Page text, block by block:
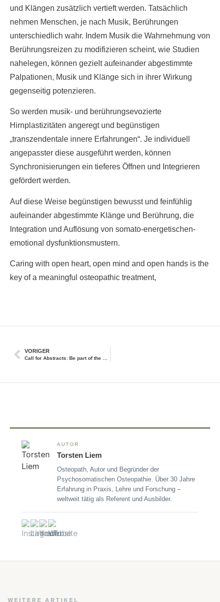
und Klängen zusätzlich vertieft werden. Tatsächlich
nehmen Menschen, je nach Musik, Berührungen
unterschiedlich wahr. Indem Musik die Wahrnehmung von
Berührungsreizen zu modifizieren scheint, wie Studien
nahelegen, können gezielt aufeinander abgestimmte
Palpationen, Musik und Klänge sich in ihrer Wirkung
gegenseitig potenzieren.
So werden musik- und berührungsevozierte
Hirnplastizitäten angeregt und begünstigen
„transzendentale innere Erfahrungen“. Je individuell
angepasster diese ausgeführt werden, können
Synchronisierungen ein tieferes Öffnen und Integrieren
gefördert werden.
Auf diese Weise begünstigen bewusst und feinfühlig
aufeinander abgestimmte Klänge und Berührung, die
Integration und Auflösung von somato-energetischen-
emotional dysfunktionsmustern.
Caring with open heart, open mind and open hands is the
key of a meaningful osteopathic treatment,
VORIGER
Call for Abstracts: Be part of the biggest osteopathic event in Europe.
AUTOR
Torsten Liem
Osteopath, Autor und Begründer der
Psychosomatischen Osteopathie. Über 30 Jahre
Erfahrung in Praxis, Lehre und Forschung –
weltweit tätig als Referent und Ausbilder.
WEITERE ARTIKEL